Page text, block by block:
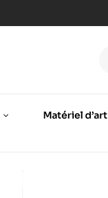
Matériel d’art